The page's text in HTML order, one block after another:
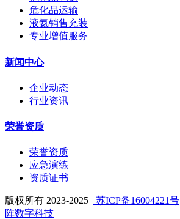
危化品运输
液氨销售充装
专业增值服务
新闻中心
企业动态
行业资讯
荣誉资质
荣誉资质
应急演练
资质证书
版权所有 2023-2025 苏ICP备16004221号
阵数字科技